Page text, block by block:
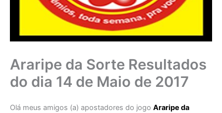
Araripe da Sorte Resultados
do dia 14 de Maio de 2017
Olá meus amigos (a) apostadores do jogo Araripe da